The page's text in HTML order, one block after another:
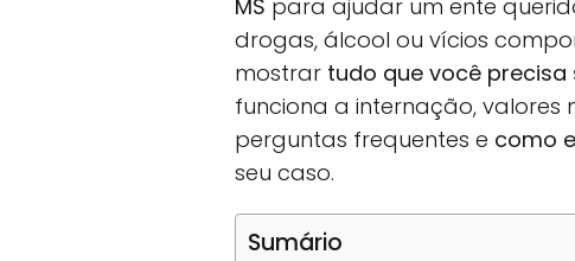
MS para ajudar um ente
drogas, álcool ou vícios
mostrar tudo que você precisa
funciona a internação, valores
perguntas frequentes e como
seu caso.
Sumário